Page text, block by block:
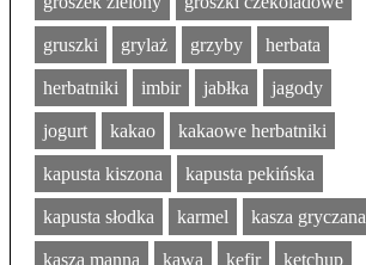
gruszki grylaż grzyby herbata
herbatniki imbir jabłka jagody
jogurt kakao kakaowe herbatniki
kapusta kiszona kapusta pekińska
kapusta słodka karmel kasza gryczana
kasza manna kawa kefir ketchup